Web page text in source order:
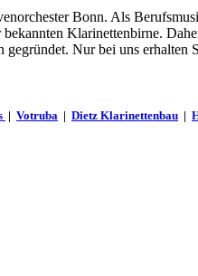
Bonn. Als
Klarinettenbirne.
Nur bei uns
| Votruba | Dietz Klarinettenbau |